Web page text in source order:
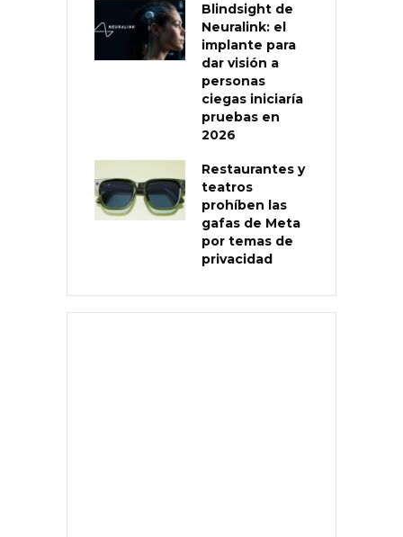
Blindsight de
Neuralink: el
implante para
dar visión a
personas
ciegas iniciaría
pruebas en
2026
Restaurantes y
teatros
prohíben las
gafas de Meta
por temas de
privacidad